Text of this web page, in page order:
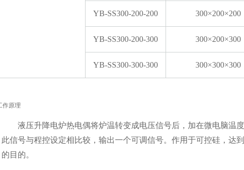
YB-SS300-200-200 300×200×200
YB-SS300-200-300 300×200×300
YB-SS300-300-300 300×300×300
作原理
液压升降电炉热电偶将炉温转变成电压信号后，加在微电脑温
此信号与程控设定相比较，输出一个可调信号。作用于可控硅，达
的目的。